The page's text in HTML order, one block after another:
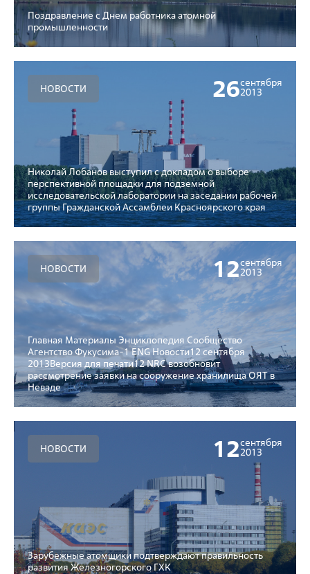
Поздравление с Днем работника атомной
промышленности
НОВОСТИ 26сентября
2013
Николай Лобанов выступил с докладом о выборе
перспективной площадки для подземной
исследовательской лаборатории на заседании рабочей
группы Гражданской Ассамблеи Красноярского края
НОВОСТИ 12сентября
2013
Главная Материалы Энциклопедия Сообщество
Агентство Фукусима-1 ENG Новости12 сентября
2013Версия для печати12 NRC возобновит
рассмотрение заявки на сооружение хранилища ОЯТ в
Неваде
НОВОСТИ 12сентября
2013
Зарубежные атомщики подтверждают правильность
развития Железногорского ГХК